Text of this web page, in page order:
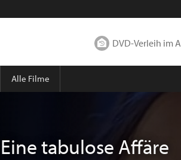
DVD-Verleih im
Alle Filme
Eine tabulose Affäre